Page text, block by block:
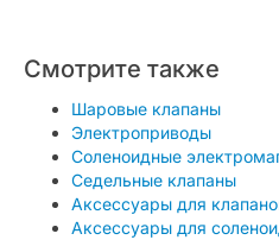
Смотрите также
Шаровые клапаны
Электроприводы
Соленоидные
Седельные клапаны
Аксессуары для
Аксессуары для